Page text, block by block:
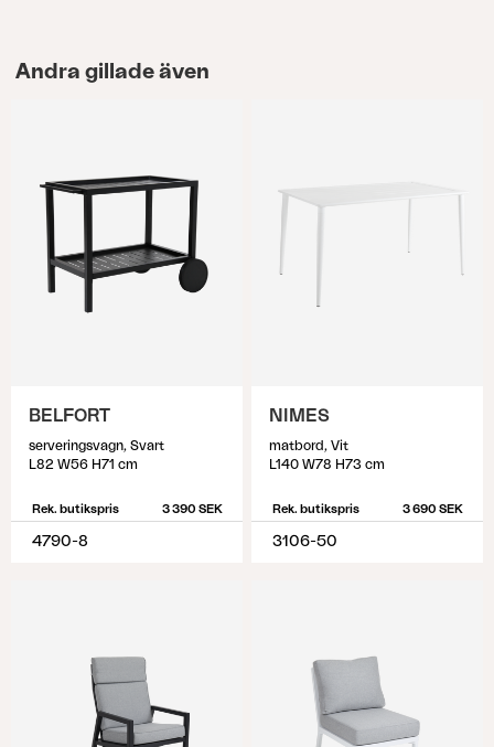
Andra gillade även
BELFORT
serveringsvagn, Svart
L82 W56 H71 cm
Rek. butikspris 3 390 SEK
4790-8
NIMES
matbord, Vit
L140 W78 H73 cm
Rek. butikspris 3 690 SEK
3106-50